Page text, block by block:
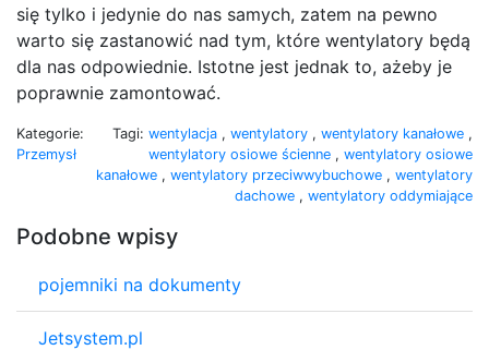
się tylko i jedynie do nas samych, zatem na pewno
warto się zastanowić nad tym, które wentylatory będą
dla nas odpowiednie. Istotne jest jednak to, ażeby je
poprawnie zamontować.
Kategorie:
Przemysł
Tagi: wentylacja , wentylatory , wentylatory kanałowe ,
wentylatory osiowe ścienne , wentylatory osiowe
kanałowe , wentylatory przeciwwybuchowe , wentylatory
dachowe , wentylatory oddymiające
Podobne wpisy
pojemniki na dokumenty
Jetsystem.pl